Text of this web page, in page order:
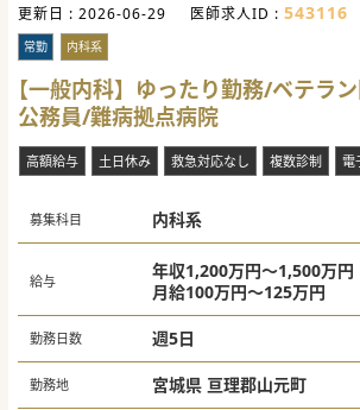
【働きやすさ】
■入所者様が急に重症化された際には、速
病院などへ依頼できる確かなバックアップ
おります。
■看取りにおきましても医師不在時は翌
徹底し、ご家族への事前説明を行うこと
しております。
■ご勤務される曜日の選択や柔軟な働き方
可能ですので、一度ご相談お願いします。
【職場環境と雰囲気】
法士などのリハビリ専門職が多数在籍し、
が整っております。
■海外出身の若手介護スタッフも多数活
真面目なお人柄が職場全体の雰囲気を一
のにしています。
■入所者様のご家族との結びつきが非常
でに気軽にご面会に訪れるなど、温かな
となっております。
更新日 : 2026-06-29 医師求人ID : 543116
常勤 内科系
【一般内科】ゆったり勤務/ベテラ
公務員/難病拠点病院
高額給与 土日休み 救急対応なし 複数診制 電
募集科目 内科系
給与
年収1,200万円～1,500万円
月給100万円～125万円
勤務日数 週5日
勤務地 宮城県 亘理郡山元町